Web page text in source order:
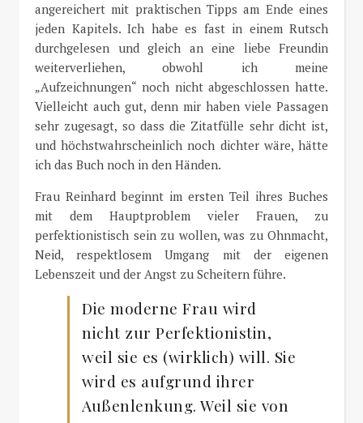
angereichert mit praktischen Tipps am Ende eines
jeden Kapitels. Ich habe es fast in einem Rutsch
durchgelesen und gleich an eine liebe Freundin
weiterverliehen, obwohl ich meine
„Aufzeichnungen“ noch nicht abgeschlossen hatte.
Vielleicht auch gut, denn mir haben viele Passagen
sehr zugesagt, so dass die Zitatfülle sehr dicht ist,
und höchstwahrscheinlich noch dichter wäre, hätte
ich das Buch noch in den Händen.
Frau Reinhard beginnt im ersten Teil ihres Buches
mit dem Hauptproblem vieler Frauen, zu
perfektionistisch sein zu wollen, was zu Ohnmacht,
Neid, respektlosem Umgang mit der eigenen
Lebenszeit und der Angst zu Scheitern führe.
Die moderne Frau wird
nicht zur Perfektionistin,
weil sie es (wirklich) will. Sie
wird es aufgrund ihrer
Außenlenkung. Weil sie von